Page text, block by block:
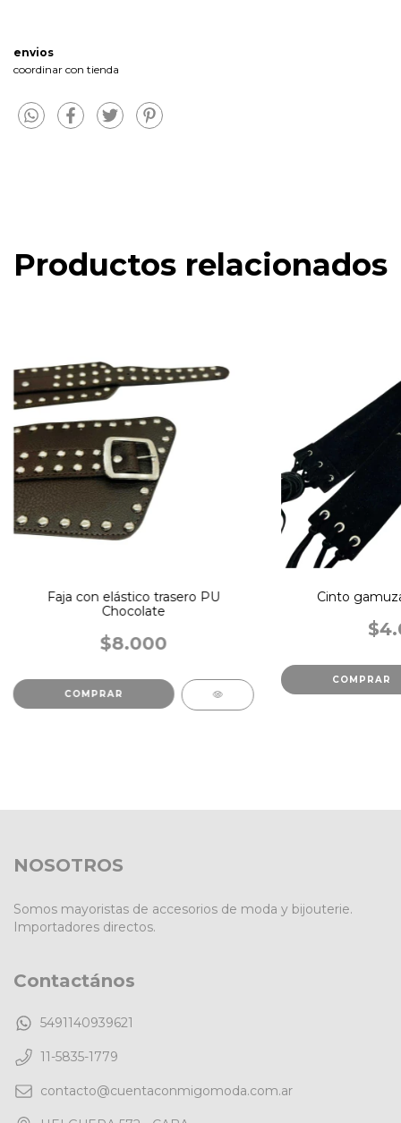
envios
coordinar con tienda
Productos relacionados
Faja con elástico trasero PU
Chocolate
$8.000
Cinto
NOSOTROS
Somos mayoristas de accesorios de moda y bijouterie.
Importadores directos.
Contactános
5491140939621
11-5835-1779
contacto@cuentaconmigomoda.com.ar